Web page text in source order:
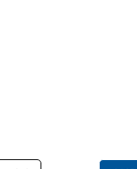
Po